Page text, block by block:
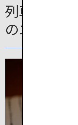
列車沿線
のエリアや